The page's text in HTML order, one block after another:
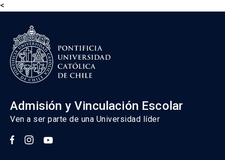
<
Admisión y Vinculación Escolar
Ven a ser parte de una Universidad líder